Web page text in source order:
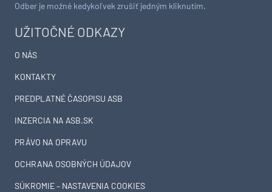
UŽITOČNÉ ODKAZY
O NÁS
KONTAKTY
PREDPLATNÉ ČASOPISU ASB
INZERCIA NA ASB.SK
PRÁVO NA OPRAVU
OCHRANA OSOBNÝCH ÚDAJOV
SÚKROMIE – NASTAVENIA COOKIES
Odber je možné kedykoľvek zrušiť jedným kliknutím.